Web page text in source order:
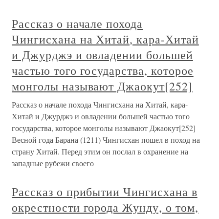
Рассказ о начале похода
Чингисхана на Хитай, кара-Хитай
и Джурджэ и овладении большей
частью того государства, которое
монголы называют Джаокут[252]
Рассказ о начале похода Чингисхана на Хитай, кара-
Хитай и Джурджэ и овладении большей частью того
государства, которое монголы называют Джаокут[252]
Весной года Барана (1211) Чингисхан пошел в поход на
страну Хитай. Перед этим он послал в охранение на
западные рубежи своего
Рассказ о прибытии Чингисхана в
окрестности города Жунду, о том,